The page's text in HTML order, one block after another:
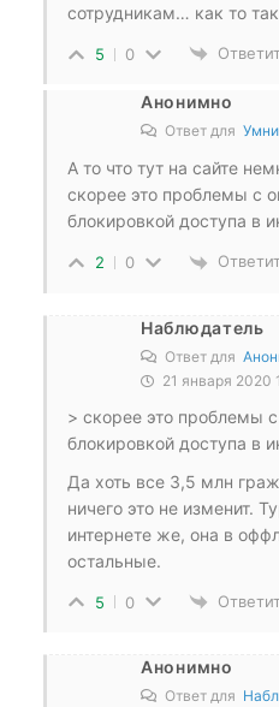
сотрудникам… как то
5 0
Анонимно
Ответ для
А то что тут на сайте
скорее это проблемы с
блокировкой доступа в
2 0
Наблюдатель
Ответ для
21 января 2020
> скорее это проблемы
блокировкой доступа в
Да хоть все 3,5 млн
ничего это не изменит.
интернете же, она в
остальные.
5 0
Анонимно
Ответ для